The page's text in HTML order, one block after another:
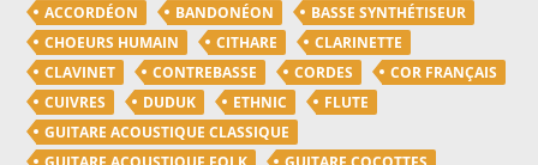
ACCORDÉON BANDONÉON
BASSE SYNTHÉTISEUR
CHOEURS HUMAIN
CITHARE
CLARINETTE
CLAVINET
CONTREBASSE CORDES
COR FRANÇAIS
CUIVRES
DUDUK ETHNIC
FLUTE
GUITARE ACOUSTIQUE CLASSIQUE